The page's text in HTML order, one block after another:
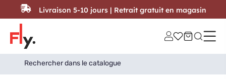
Passer au contenu
Search
for:
Search Button
Livraison 5-10 jours | Retrait gratuit en magasin